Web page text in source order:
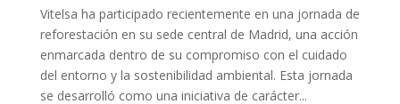
Vitelsa ha participado recientemente en una jornada de
reforestación en su sede central de Madrid, una acción
enmarcada dentro de su compromiso con el cuidado
del entorno y la sostenibilidad ambiental. Esta jornada
se desarrolló como una iniciativa de carácter...